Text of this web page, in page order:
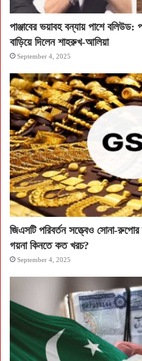
পাঞ্জাবের ভয়াবহ বন্যায় পাশে বলিউড:
বাড়িয়ে দিলেন শাহরুখ-আলিয়া
September 4, 2025
জিএসটি পরিবর্তন সত্ত্বেও সোনা-
গয়না কিনতে কত খরচ?
September 4, 2025